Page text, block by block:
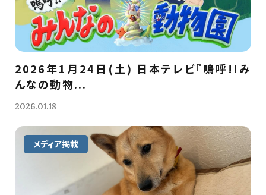
2026年1月24日(土) 日本テレビ『嗚呼!!み
んなの動物...
2026.01.18
メディア掲載